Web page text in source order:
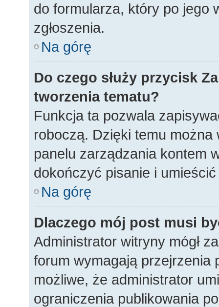
do formularza, który po jego
zgłoszenia.
Na górę
Do czego służy przycisk
tworzenia tematu?
Funkcja ta pozwala
roboczą. Dzięki temu
panelu zarządzania kontem
dokończyć pisanie i
Na górę
Dlaczego mój post musi
Administrator witryny mógł
forum wymagają przejrzenia
możliwe, że administrator
ograniczenia publikowania